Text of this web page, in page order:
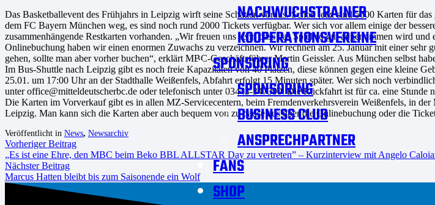
NACHWUCHSTRAINER
KOOPERATIONSVEREINE
SPONSORING
SPONSORING
BUSINESS CLUB
ANSPRECHPARTNER
FANS
SHOP
Das Basketballevent des Frühjahrs in Leipzig wirft seine Schatten voraus. Schon jetzt sind 5000 Karten für
dem FC Bayern München weg, es sind noch rund 2000 Tickets verfügbar. Wer sich vor allem einige der
zusammenhängende Restkarten vorhanden. „Wir freuen uns sehr, dass das Spiel so gut angenommen wird
Onlinebuchung haben wir einen enormen Zuwachs zu verzeichnen. Wir rechnen am 25. Januar mit einer
gehen, sollte man aber vorher buchen“, erklärt MBC-Geschäftsführer Martin Geissler. Aus München selbst
Im Bus-Shuttle nach Leipzig gibt es noch freie Kapazitäten von 40 Plätzen, diese können gegen eine kleine
25.01. um 17:00 Uhr an der Stadthalle Weißenfels, Abfahrt erfolgt 15 Minuten später. Wer sich noch
unter office@mitteldeutscherbc.de oder telefonisch unter 03443-347390. Die Rückfahrt ist für ca. eine Stunde
Die Karten im Vorverkauf gibt es in allen MZ-Servicecentern, beim Fremdenverkehrsverein Weißenfels, in
Leipzig. Man kann sich die Karten aber auch bequem von zu hause aus über die Onlinebuchung oder die
Veröffentlicht in News, Newsarchiv
Vorheriger Beitrag
„Es ist eine Ehre, den MBC beim Beko BBL ALLSTAR Day zu vertreten” – Kurzinterview mit Angelo
Nächster Beitrag
Marcus Hatten bleibt bis zum Saisonende ein Wolf